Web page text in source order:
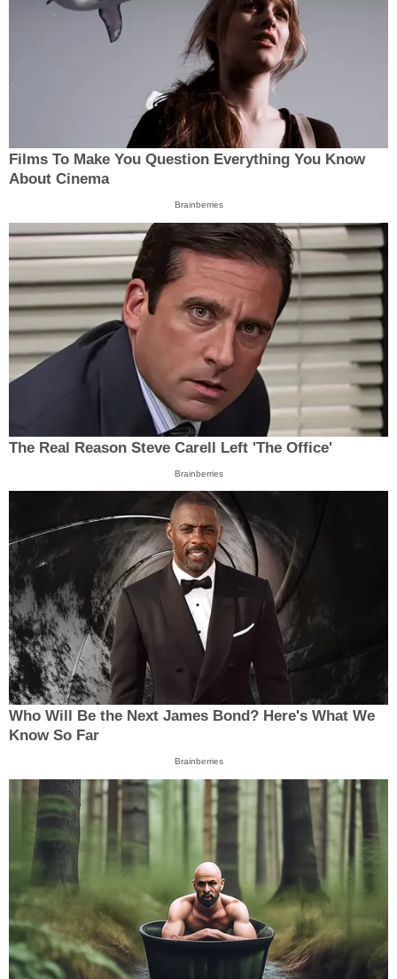
Films To Make You Question Everything You Know
About Cinema
Brainberries
The Real Reason Steve Carell Left 'The Office'
Brainberries
Who Will Be the Next James Bond? Here's What We
Know So Far
Brainberries